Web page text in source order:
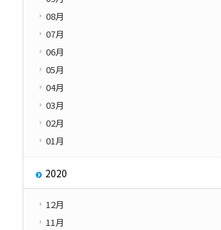
08月
07月
06月
05月
04月
03月
02月
01月
2020
12月
11月